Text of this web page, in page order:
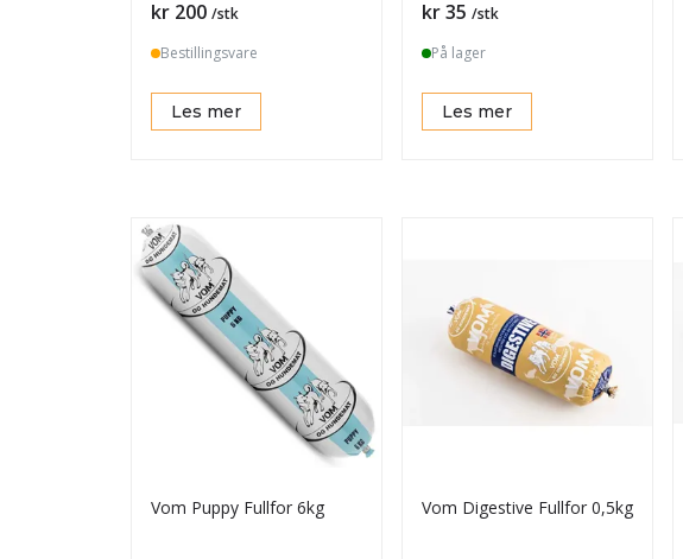
Pris
kr 200 /stk
Bestillingsvare
Les mer
Pris
kr 35 /stk
På lager
Les mer
Vom Puppy Fullfor 6kg Vom Digestive Fullfor 0,5kg